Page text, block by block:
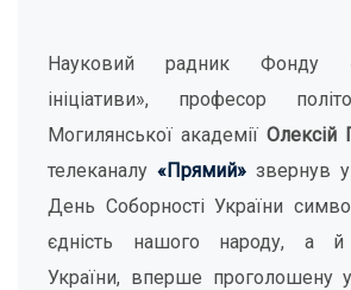
Науковий радник Фонду
ініціативи», професор
Могилянської академії Олексій
телеканалу «Прямий» звернув
День Соборності України
єдність нашого народу, а й
України, вперше проголошену